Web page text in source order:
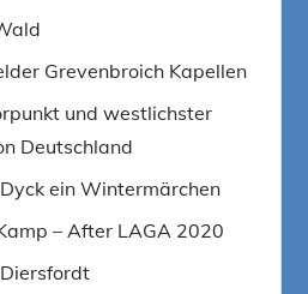
Grevenbroich Kapellen
und westlichster
Deutschland
ein Wintermärchen
– After LAGA 2020